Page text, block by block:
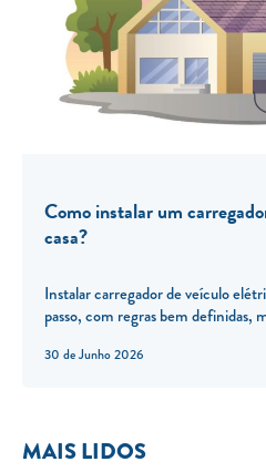
30 de Junho 2026
Como instalar um
casa?
Instalar carregador de veículo
passo, com regras bem definidas,
MAIS LIDOS